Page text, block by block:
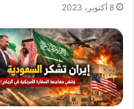
8 أكتوبر، 2023